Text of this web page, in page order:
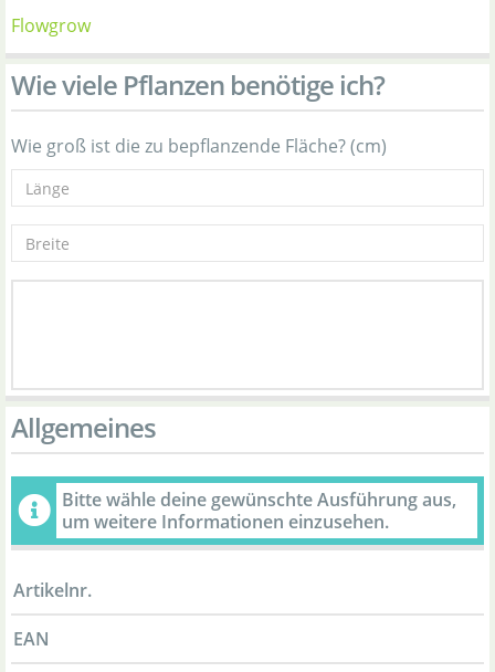
Flowgrow
Wie viele Pflanzen benötige ich?
Wie groß ist die zu bepflanzende Fläche? (cm)
Allgemeines
Bitte wähle deine gewünschte Ausführung aus,
um weitere Informationen einzusehen.
Artikelnr.
EAN